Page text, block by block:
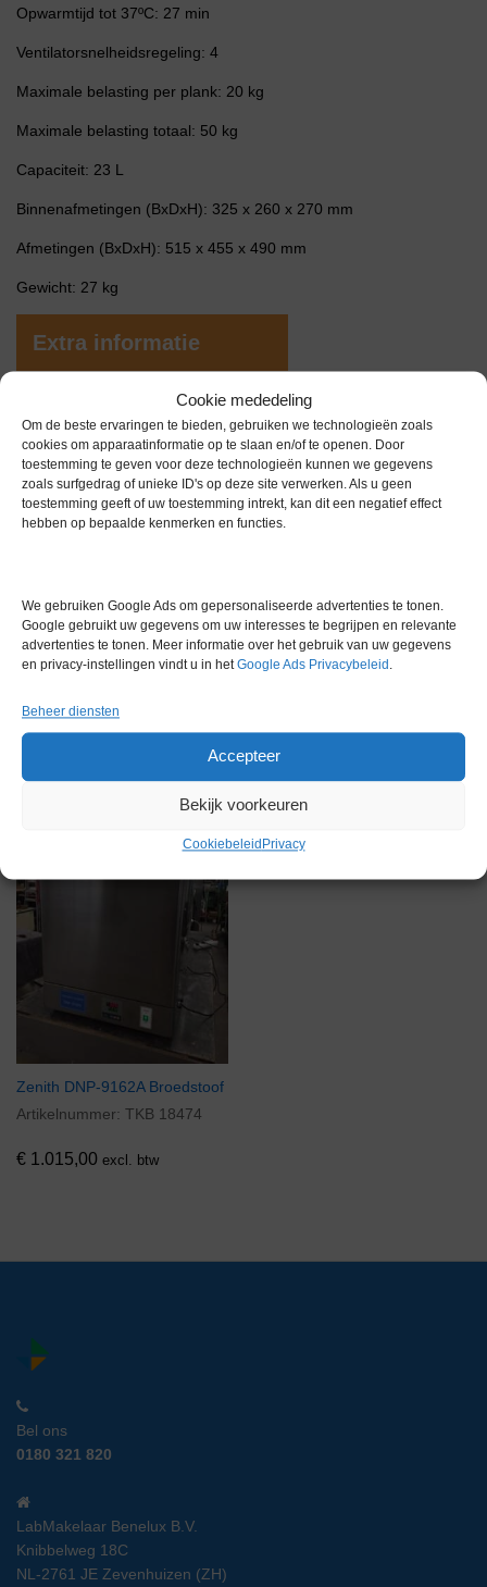
Cookie mededeling
Om de beste ervaringen te bieden, gebruiken we technologieën zoals
cookies om apparaatinformatie op te slaan en/of te openen. Door
toestemming te geven voor deze technologieën kunnen we gegevens
zoals surfgedrag of unieke ID's op deze site verwerken. Als u geen
toestemming geeft of uw toestemming intrekt, kan dit een negatief effect
hebben op bepaalde kenmerken en functies.
We gebruiken Google Ads om gepersonaliseerde advertenties te tonen.
Google gebruikt uw gegevens om uw interesses te begrijpen en relevante
advertenties te tonen. Meer informatie over het gebruik van uw gegevens
en privacy-instellingen vindt u in hetGoogle Ads Privacybeleid .
Beheer diensten
Accepteer
Bekijk voorkeuren
Cookiebeleid Privacy
Opwarmtijd tot 37ºC: 27 min
Ventilatorsnelheidsregeling: 4
Maximale belasting per plank: 20 kg
Maximale belasting totaal: 50 kg
Capaciteit: 23 L
Binnenafmetingen (BxDxH): 325 x 260 x 270 mm
Afmetingen (BxDxH): 515 x 455 x 490 mm
Gewicht: 27 kg
Extra informatie
Garantie 6 maanden
Conditie Gebruikt in goede conditie
Via bemiddeling
Zenith DNP-9162A Broedstoof
Artikelnummer: TKB 18474
€ 1.015,00 excl. btw
Bel ons
0180 321 820
LabMakelaar Benelux B.V.
Knibbelweg 18C
NL-2761 JE Zevenhuizen (ZH)